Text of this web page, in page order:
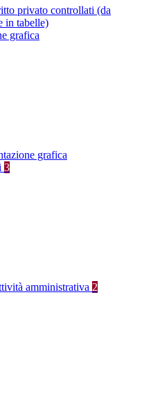
privato controllati (da
in tabelle)
grafica
grafica
3
amministrativa 2